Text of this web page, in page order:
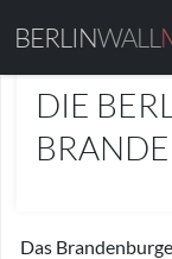
BERLINWALL
DIE
Das